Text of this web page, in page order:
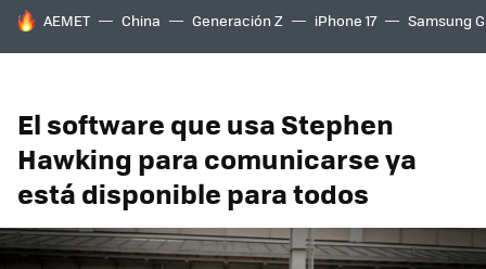
HOY SE HABLA DE
AEMET China Generación Z iPhone 17 Samsung
El software que usa Stephen
Hawking para comunicarse ya
está disponible para todos